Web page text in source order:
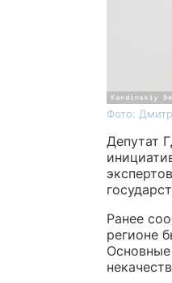
Фото:
Депутат
Ранее
регионе